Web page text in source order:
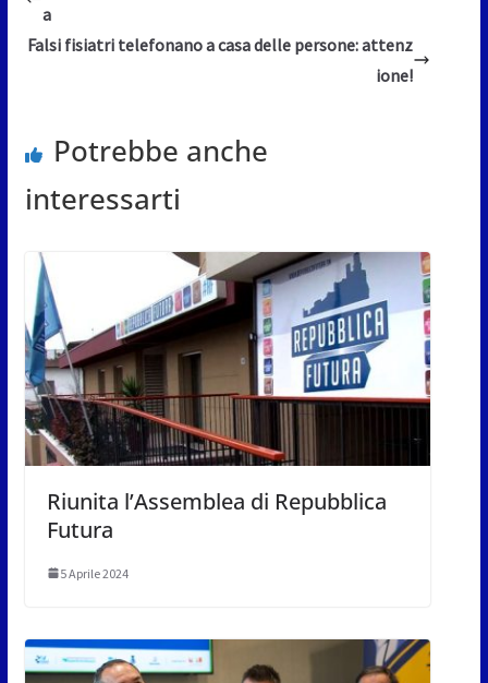
a
Falsi fisiatri telefonano a casa delle persone: attenz
ione!
Potrebbe anche
interessarti
Riunita l’Assemblea di Repubblica
Futura
5 Aprile 2024